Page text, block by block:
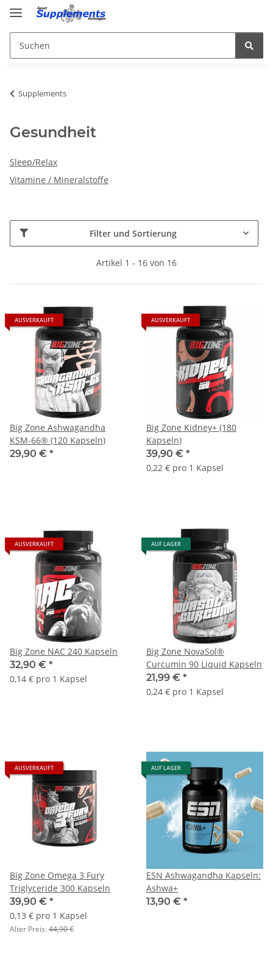
Supplements
Gesundheit
Sleep/Relax
Vitamine / Mineralstoffe
Filter und Sortierung
Artikel 1 - 16 von 16
AUSVERKAUFT
Big Zone Ashwagandha
KSM-66® (120 Kapseln)
29,90 € *
AUSVERKAUFT
Big Zone Kidney+ (180
Kapseln)
39,90 € *
0,22 € pro 1 Kapsel
AUSVERKAUFT
Big Zone NAC 240 Kapseln
32,90 € *
0,14 € pro 1 Kapsel
AUF LAGER
Big Zone NovaSol®
Curcumin 90 Liquid Kapseln
21,99 € *
0,24 € pro 1 Kapsel
AUSVERKAUFT
Big Zone Omega 3 Fury
Triglyceride 300 Kapseln
39,90 € *
0,13 € pro 1 Kapsel
Alter Preis:44,90 €
AUF LAGER
ESN Ashwagandha Kapseln:
Ashwa+
13,90 € *